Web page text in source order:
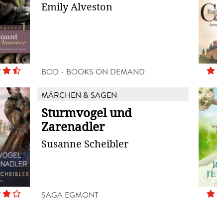
Emily Alveston
BOD - BOOKS ON DEMAND
MÄRCHEN & SAGEN
Sturmvogel und
Zarenadler
Susanne Scheibler
SAGA EGMONT